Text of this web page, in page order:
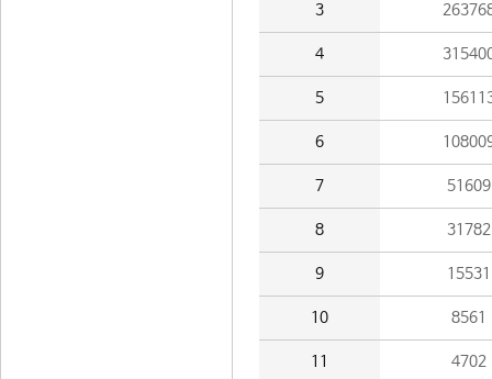
3
4
5
6
7 51609
8 31782
9 15531
10 8561
11 4702